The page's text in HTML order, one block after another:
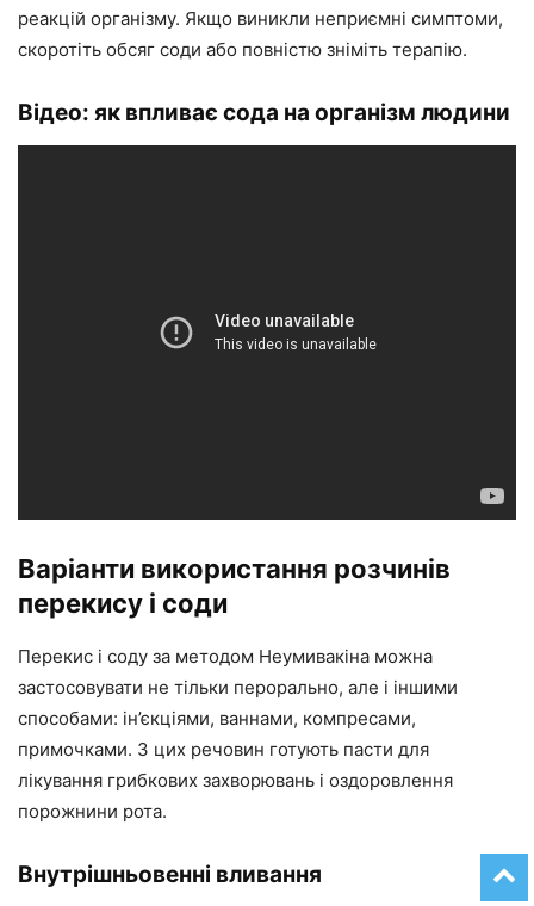
реакцій організму. Якщо виникли неприємні симптоми,
скоротіть обсяг соди або повністю зніміть терапію.
Відео: як впливає сода на організм людини
Варіанти використання розчинів
перекису і соди
Перекис і соду за методом Неумивакіна можна
застосовувати не тільки перорально, але і іншими
способами: ін’єкціями, ваннами, компресами,
примочками. З цих речовин готують пасти для
лікування грибкових захворювань і оздоровлення
порожнини рота.
Внутрішньовенні вливання